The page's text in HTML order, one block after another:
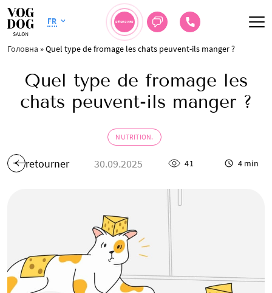
FR RÉSERVER
Головна »Quel type de fromage les chats peuvent-ils manger ?
Quel type de fromage les
chats peuvent-ils manger ?
NUTRITION.
retourner 30.09.2025 41 4 min